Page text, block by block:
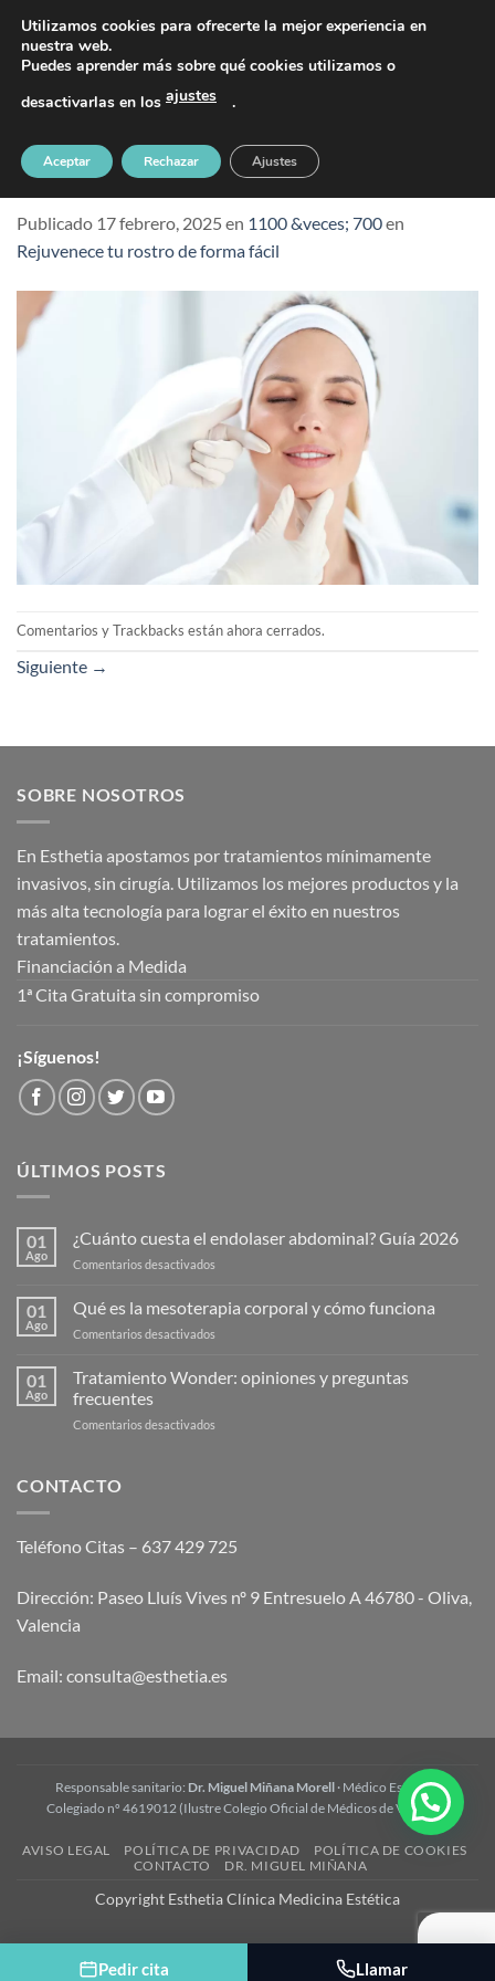
contenido
PIDE TU CITA AL TELÉFONO 637 42 97 25
Tratamiento para rejuvenece tu rostro de
forma fácil
Publicado 17 febrero, 2025 en 1100 &veces; 700en
Rejuvenece tu rostro de forma fácil
Comentarios y Trackbacks están ahora cerrados.
Siguiente →
SOBRE NOSOTROS
En Esthetia apostamos por tratamientos mínimamente
invasivos, sin cirugía. Utilizamos los mejores productos y la
más alta tecnología para lograr el éxito en nuestros
tratamientos.
Financiación a Medida
1ª Cita Gratuita sin compromiso
¡Síguenos!
ÚLTIMOS POSTS
01
Ago
¿Cuánto cuesta el endolaser abdominal? Guía 2026
Comentarios desactivados
cuesta
el
Guía
01
Ago
Qué es la mesoterapia corporal y cómo funciona
Comentarios desactivados
es
01
Ago
Tratamiento Wonder: opiniones y preguntas
frecuentes
Comentarios desactivados
CONTACTO
Teléfono Citas – 637 429 725
Dirección: Paseo Lluís Vives nº 9 Entresuelo A 46780 - Oliva,
Valencia
Email: consulta@esthetia.es
Responsable sanitario: Dr. Miguel Miñana Morell· Médico Estético ·
Colegiado nº 4619012 (Ilustre Colegio Oficial de Médicos de Valencia)
AVISO LEGAL POLÍTICA DE PRIVACIDAD
POLÍTICA DE COOKIES
CONTACTO
DR. MIGUEL MIÑANA
Copyright Esthetia Clínica Medicina Estética
Utilizamos cookies para ofrecerte la mejor experiencia en
nuestra web.
Puedes aprender más sobre qué cookies utilizamos o
desactivarlas en los ajustes .
Aceptar Rechazar Ajustes
Pedir cita Llamar